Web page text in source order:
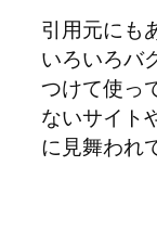
引用元にも
いろいろバ
つけて使っ
ないサイト
に見舞われ